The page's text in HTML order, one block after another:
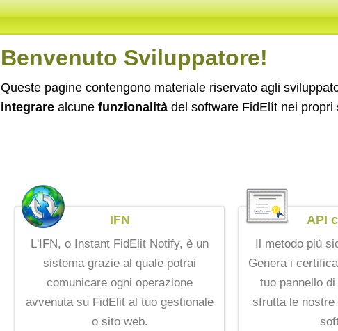
Benvenuto Sviluppatore!
Queste pagine contengono materiale riservato agli
integrare alcune funzionalità del software FidElít nei propri
IFN
L'IFN, o Instant FidElit Notify, è un
sistema grazie al quale potrai
comunicare ogni operazione
avvenuta su FidElit al tuo gestionale
o sito web.
API
Il metodo più
Genera i
tuo pannello
sfrutta le